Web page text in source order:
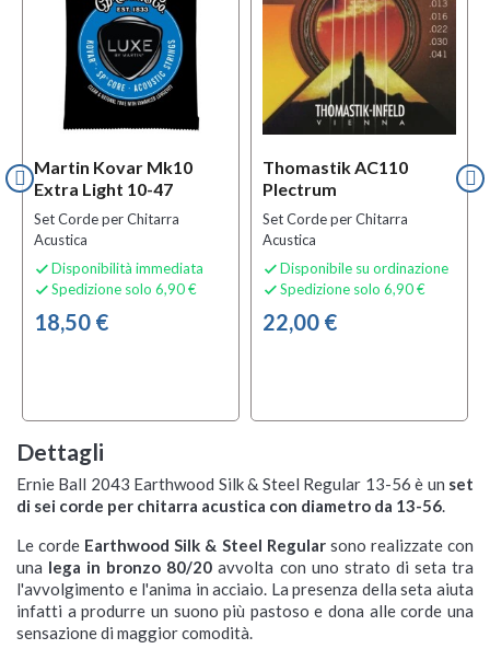
Martin Kovar Mk10
Extra Light 10-47
Set Corde per Chitarra
Acustica
 Disponibilità immediata
 Spedizione solo 6,90 €
18,50 €
Thomastik AC110
Plectrum
Set Corde per Chitarra
Acustica
 Disponibile su ordinazione
 Spedizione solo 6,90 €
22,00 €
Dettagli
Ernie Ball 2043 Earthwood Silk & Steel Regular 13-56 è un set
di sei corde per chitarra acustica con diametro da 13-56.
Le corde Earthwood Silk & Steel Regularsono realizzate con
una lega in bronzo 80/20 avvolta con uno strato di seta tra
l'avvolgimento e l'anima in acciaio. La presenza della seta aiuta
infatti a produrre un suono più pastoso e dona alle corde una
sensazione di maggior comodità.